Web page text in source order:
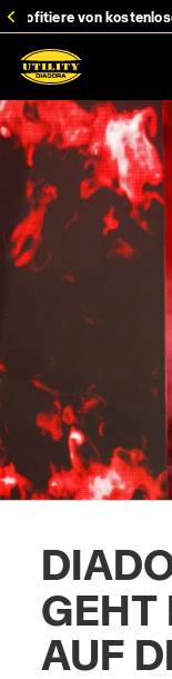
Profitiere von
GEHT
AUF